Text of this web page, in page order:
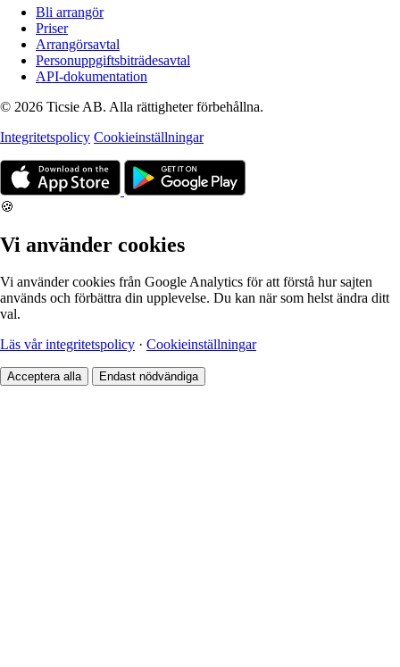
Bli arrangör
Priser
Arrangörsavtal
Personuppgiftsbiträdesavtal
API-dokumentation
© 2026 Ticsie AB. Alla rättigheter förbehållna.
Integritetspolicy Cookieinställningar
🍪
Vi använder cookies
Vi använder cookies från Google Analytics för att förstå hur sajten
används och förbättra din upplevelse. Du kan när som helst ändra ditt
val.
Läs vår integritetspolicy · Cookieinställningar
Acceptera alla Endast nödvändiga